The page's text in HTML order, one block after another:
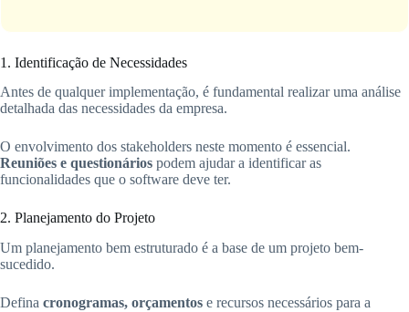
1. Identificação de Necessidades
Antes de qualquer implementação, é fundamental realizar uma análise
detalhada das necessidades da empresa.
O envolvimento dos stakeholders neste momento é essencial.
Reuniões e questionários podem ajudar a identificar as
funcionalidades que o software deve ter.
2. Planejamento do Projeto
Um planejamento bem estruturado é a base de um projeto bem-
sucedido.
Defina cronogramas, orçamentos e recursos necessários para a